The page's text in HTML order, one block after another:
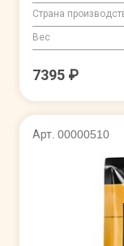
Страна
Вес
7395 ₽
Арт. 00000510